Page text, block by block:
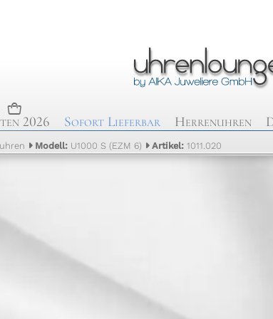
n
2026 Sofort Lieferbar Herrenuhren
Modell: U1000 S (EZM 6) Artikel:1011.020